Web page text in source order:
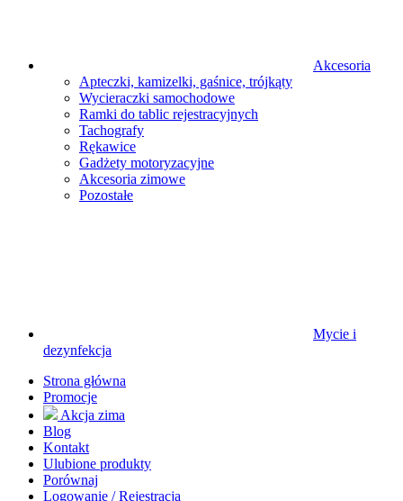
Akcesoria
Apteczki, kamizelki, gaśnice, trójkąty
Wycieraczki samochodowe
Ramki do tablic rejestracyjnych
Tachografy
Rękawice
Gadżety motoryzacyjne
Akcesoria zimowe
Pozostałe
Mycie i
dezynfekcja
Strona główna
Promocje
Akcja zima
Blog
Kontakt
Ulubione produkty
Porównaj
Logowanie / Rejestracja